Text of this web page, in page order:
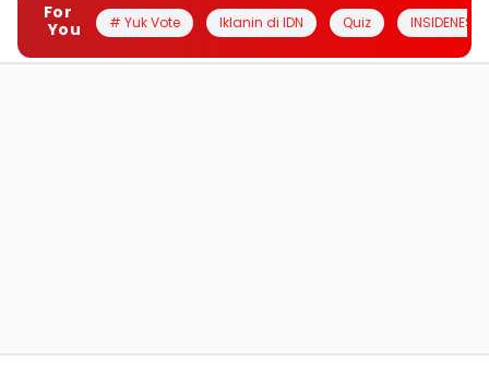
For
You
# Yuk Vote Iklanin di IDN Quiz INSIDENESIA